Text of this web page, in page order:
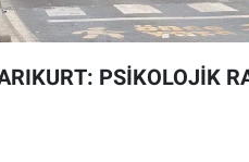
PSİKOLOJİK